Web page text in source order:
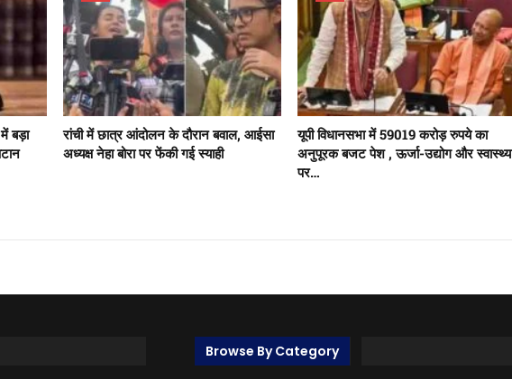
बड़ा
रांची में छात्र आंदोलन के दौरान बवाल, आईसा
अध्यक्ष नेहा बोरा पर फेंकी गई स्याही
यूपी विधानसभा में 59019 करोड़ रुपये का
अनुपूरक बजट पेश , ऊर्जा-उद्योग और स्वास्थ्य
पर…
Browse By Category